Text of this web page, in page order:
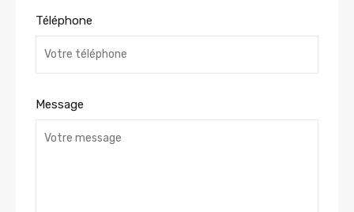
Téléphone
Message